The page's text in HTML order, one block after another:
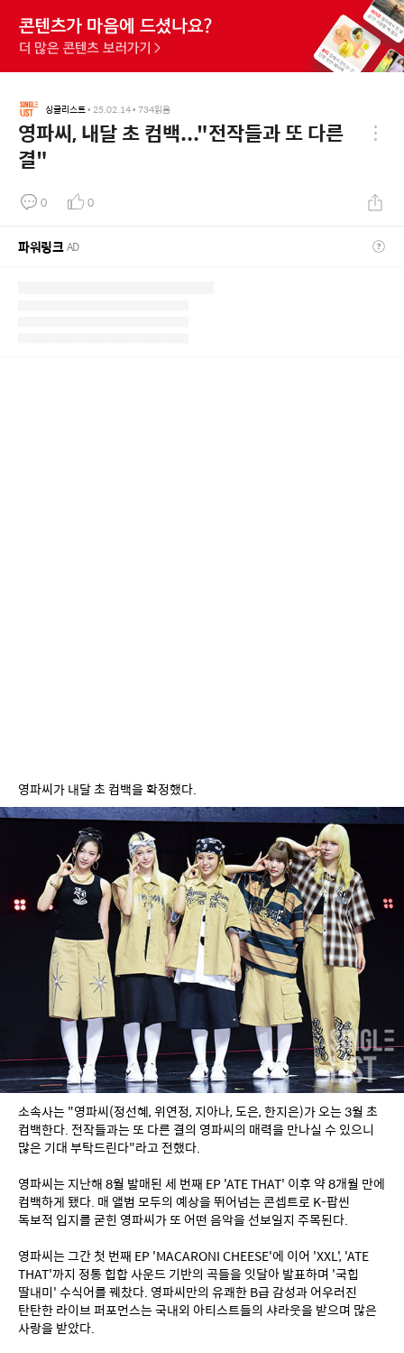
싱글리스트 • 25.02.14• 734읽음
영파씨, 내달 초 컴백..."전작들과 또 다른
결"
0 0
파워링크AD
영파씨가 내달 초 컴백을 확정했다.
소속사는 "영파씨(정선혜, 위연정, 지아나, 도은, 한지은)가 오는 3월 초
컴백한다. 전작들과는 또 다른 결의 영파씨의 매력을 만나실 수 있으니
많은 기대 부탁드린다"라고 전했다.
영파씨는 지난해 8월 발매된 세 번째 EP 'ATE THAT' 이후 약 8개월 만에
컴백하게 됐다. 매 앨범 모두의 예상을 뛰어넘는 콘셉트로 K-팝씬
독보적 입지를 굳힌 영파씨가 또 어떤 음악을 선보일지 주목된다.
영파씨는 그간 첫 번째 EP 'MACARONI CHEESE'에 이어 'XXL', 'ATE
THAT'까지 정통 힙합 사운드 기반의 곡들을 잇달아 발표하며 '국힙
딸내미' 수식어를 꿰찼다. 영파씨만의 유쾌한 B급 감성과 어우러진
탄탄한 라이브 퍼포먼스는 국내외 아티스트들의 샤라웃을 받으며 많은
사랑을 받았다.